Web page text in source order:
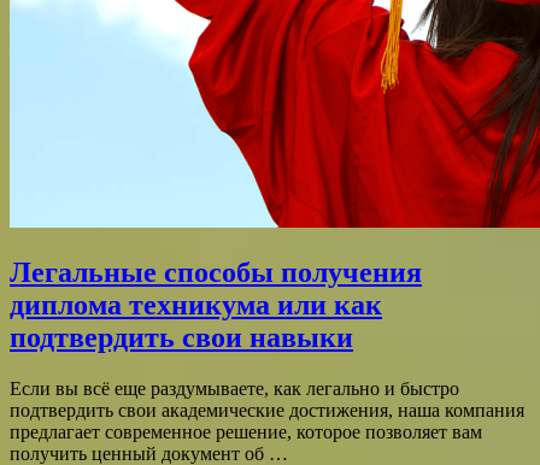
Легальные способы получения
диплома техникума или как
подтвердить свои навыки
Если вы всё еще раздумываете, как легально и быстро
подтвердить свои академические достижения, наша компания
предлагает современное решение, которое позволяет вам
получить ценный документ об …